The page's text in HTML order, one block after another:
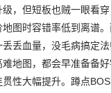
，但短板也贼一眼看
图时容错率低到离谱
丢血量，没毛病搞定
地图，都会早准备备
性大幅提升。蹲点